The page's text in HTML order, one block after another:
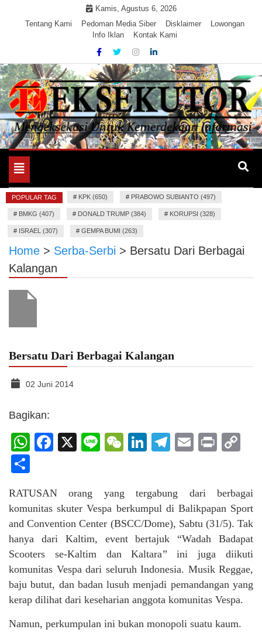
Kamis, Agustus 6, 2026
Tentang Kami
Pedoman Media Siber Disklaimer
Lowongan
Info Iklan
Kontak Kami
EKSEKUTOR
Mengeksekusi Berita Untuk Kemerdekaan dan Keadilan
Toggle
navigation
POPULAR TAG # KPK (650) # PRABOWO SUBIANTO (497)
# BMKG (407) # DONALD TRUMP (384) # KORUPSI (328)
# ISRAEL (307) # GEMPA BUMI (263)
Home > Serba-Serbi > Bersatu Dari Berbagai
Kalangan
Bersatu Dari Berbagai Kalangan
02 Juni 2014
Bagikan:
WhatsApp
Facebook
X LineWeChat
LinkedIn
Telegram
Email
Print
RATUSAN orang yang tergabung dari berbagai
komunitas skuter Vespa berkumpul di Balikpapan Sport
and Convention Center (BSCC/Dome), Sabtu (31/5). Tak
hanya dari Kaltim, event bertajuk “Wadah Badapat
Scooters se-Kaltim dan Kaltara” ini juga diikuti
komunitas Vespa dari seluruh Indonesia. Musik Reggae,
baju butut, dan badan lusuh menjadi pemandangan yang
kerap dilihat dari keseharian anggota komunitas Vespa.
Namun, perkumpulan ini bukan monopoli suatu kaum.